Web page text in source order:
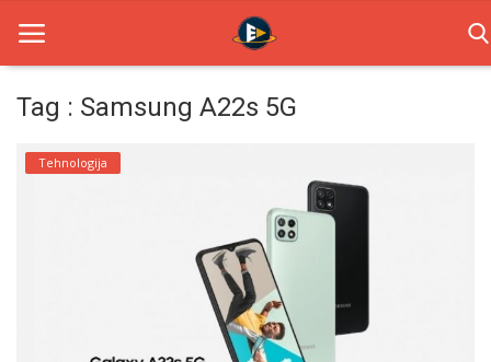
Home
Tag : Samsung A22s 5G
Tehnologija